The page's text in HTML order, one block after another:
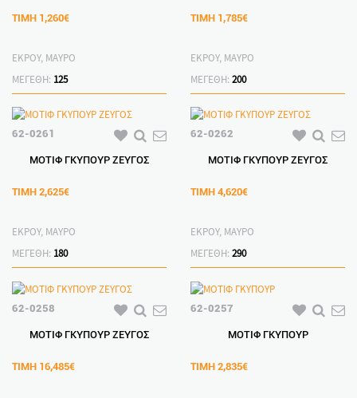
ΤΙΜΗ 1,260€
ΕΚΡΟΥ, ΜΑΥΡΟ
ΜΕΓΕΘΗ: 125
ΤΙΜΗ 1,785€
ΕΚΡΟΥ, ΜΑΥΡΟ
ΜΕΓΕΘΗ: 200
62-0261
ΜΟΤΙΦ ΓΚΥΠΟΥΡ ΖΕΥΓΟΣ
ΤΙΜΗ 2,625€
ΕΚΡΟΥ, ΜΑΥΡΟ
ΜΕΓΕΘΗ: 180
62-0262
ΜΟΤΙΦ ΓΚΥΠΟΥΡ ΖΕΥΓΟΣ
ΤΙΜΗ 4,620€
ΕΚΡΟΥ, ΜΑΥΡΟ
ΜΕΓΕΘΗ: 290
62-0258
ΜΟΤΙΦ ΓΚΥΠΟΥΡ ΖΕΥΓΟΣ
ΤΙΜΗ 16,485€
62-0257
ΜΟΤΙΦ ΓΚΥΠΟΥΡ
ΤΙΜΗ 2,835€